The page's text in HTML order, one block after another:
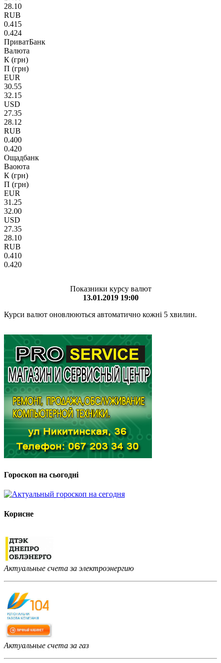
28.10
RUB
0.415
0.424
ПриватБанк
Валюта
К (грн)
П (грн)
EUR
30.55
32.15
USD
27.35
28.12
RUB
0.400
0.420
Ощадбанк
Ваоюта
К (грн)
П (грн)
EUR
31.25
32.00
USD
27.35
28.10
RUB
0.410
0.420
Показники курсу валют
13.01.2019 19:00
Курси валют оновлюються автоматично кожні 5 хвилин.
Гороскоп на сьогодні
Корисне
Актуальные счета за электроэнергию
Актуальные счета за газ